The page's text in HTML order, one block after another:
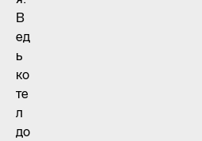
В
ед
ь
ко
те
л
до